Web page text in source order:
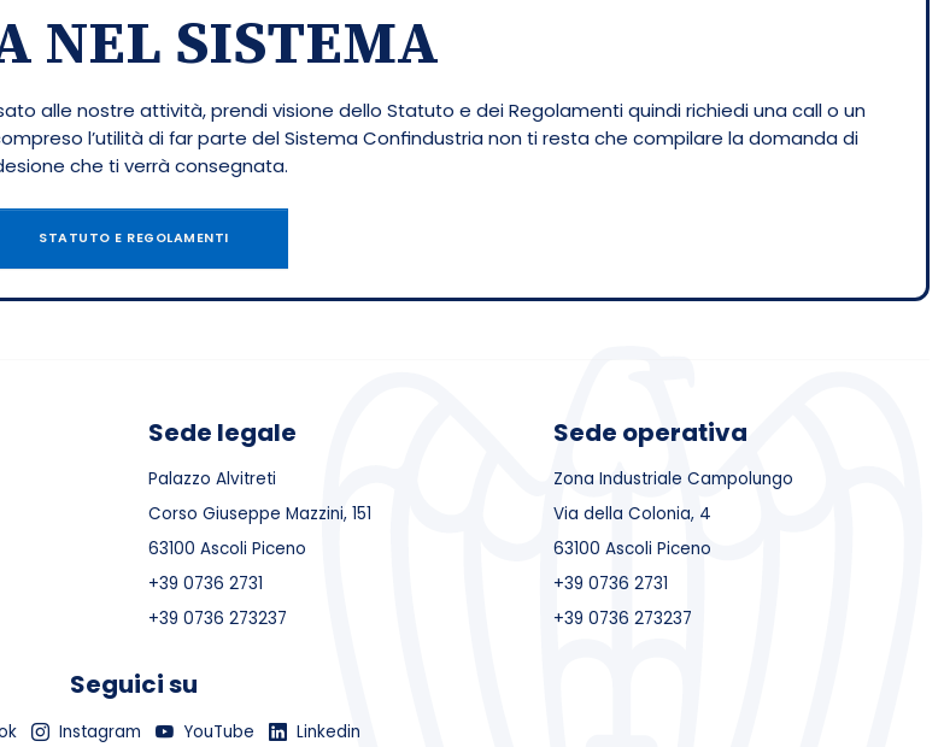
NEL SISTEMA
alle nostre attività, prendi visione dello Statuto e dei Regolamenti quindi richiedi una call o un
l’utilità di far parte del Sistema Confindustria non ti resta che compilare la domanda di
che ti verrà consegnata.
STATUTO E REGOLAMENTI
Sede legale
Palazzo Alvitreti
Corso Giuseppe Mazzini, 151
63100 Ascoli Piceno
+39 0736 2731
+39 0736 273237
Sede operativa
Zona Industriale Campolungo
Via della Colonia, 4
63100 Ascoli Piceno
+39 0736 2731
+39 0736 273237
Seguici su
Instagram YouTube Linkedin